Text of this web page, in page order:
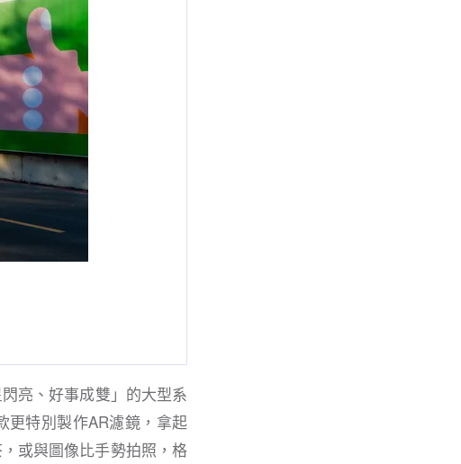
亮、好事成雙」的大型系
更特別製作AR濾鏡，拿起
或與圖像比手勢拍照，格